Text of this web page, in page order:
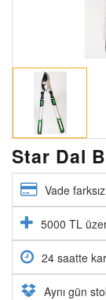
Star Dal
Vade
5000 TL
24 saatte
Aynı gün